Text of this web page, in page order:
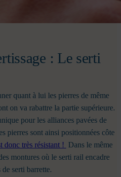
: Le serti
quant à lui les pierres de même
on va rabattre la partie supérieure.
pour les alliances pavées de
pierres sont ainsi positionnées côte
donc très résistant ! Dans le même
montures où le serti rail encadre
serti barrette.